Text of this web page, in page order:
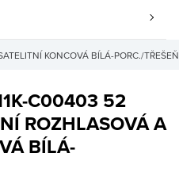
KONCOVÁ BÍLÁ-PORC./TŘEŠEŇ
C00403 52
ROZHLASOVÁ A
BÍLÁ-